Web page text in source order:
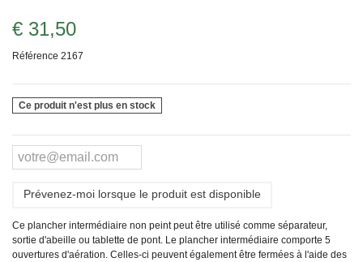
€ 31,50
Référence 2167
Ce produit n'est plus en stock
Prévenez-moi lorsque le produit est disponible
Ce plancher intermédiaire non peint peut être utilisé comme séparateur,
sortie d'abeille ou tablette de pont. Le plancher intermédiaire comporte 5
ouvertures d'aération. Celles-ci peuvent également être fermées à l'aide des